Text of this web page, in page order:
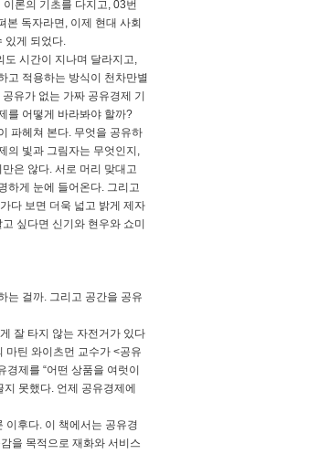
론의 기초를 다지고, 03번
본 독자라면, 이제 현대 사회
있게 되었다.
도 시간이 지나며 달라지고,
고 적용하는 방식이 천차만별
유가 없는 가짜 공유경제 기
를 어떻게 바라봐야 할까?
파헤쳐 본다. 무엇을 공유하
의 빛과 그림자는 무엇인지,
은 않다. 서로 머리 맞대고
하게 눈에 들어온다. 그리고
다 보면 더욱 넓고 밝게 제자
싶다면 신기와 현우와 쇼미
는 걸까. 그리고 공간을 공유
잘 타지 않는 자전거가 있다
마틴 와이츠먼 교수가 <공유
제를 “어떤 상품을 여럿이
못했다. 언제 공유경제에
이후다. 이 책에서는 공유경
을 목적으로 재화와 서비스